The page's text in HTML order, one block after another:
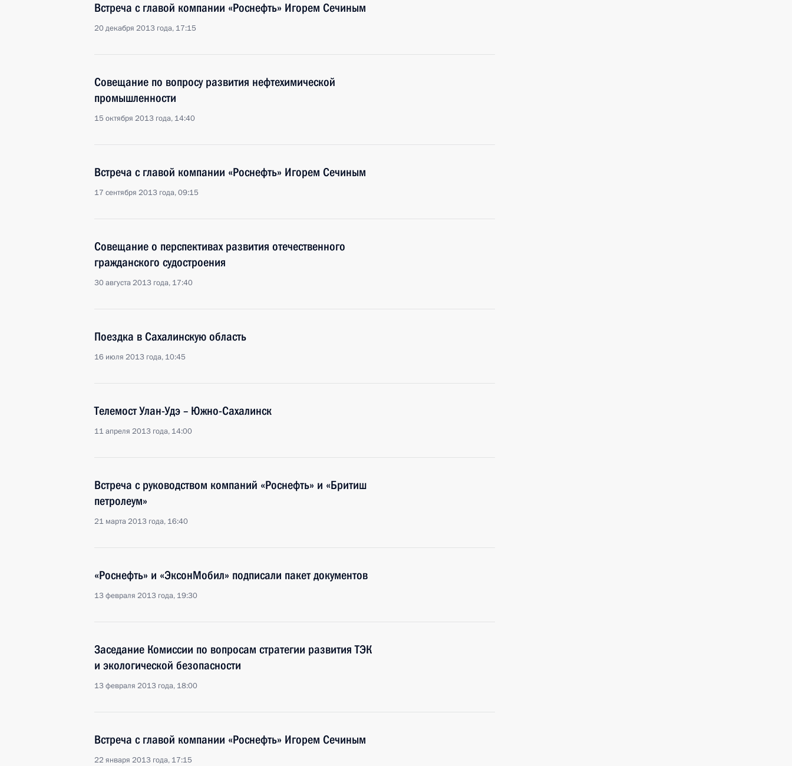
Встреча с главой компании «Роснефть» Игорем Сечиным
20 декабря 2013 года, 17:15
Совещание по вопросу развития нефтехимической
промышленности
15 октября 2013 года, 14:40
Встреча с главой компании «Роснефть» Игорем Сечиным
17 сентября 2013 года, 09:15
Совещание о перспективах развития отечественного
гражданского судостроения
30 августа 2013 года, 17:40
Поездка в Сахалинскую область
16 июля 2013 года, 10:45
Телемост Улан-Удэ – Южно-Сахалинск
11 апреля 2013 года, 14:00
Встреча с руководством компаний «Роснефть» и «Бритиш
петролеум»
21 марта 2013 года, 16:40
«Роснефть» и «ЭксонМобил» подписали пакет документов
13 февраля 2013 года, 19:30
Заседание Комиссии по вопросам стратегии развития ТЭК
и экологической безопасности
13 февраля 2013 года, 18:00
Встреча с главой компании «Роснефть» Игорем Сечиным
22 января 2013 года, 17:15